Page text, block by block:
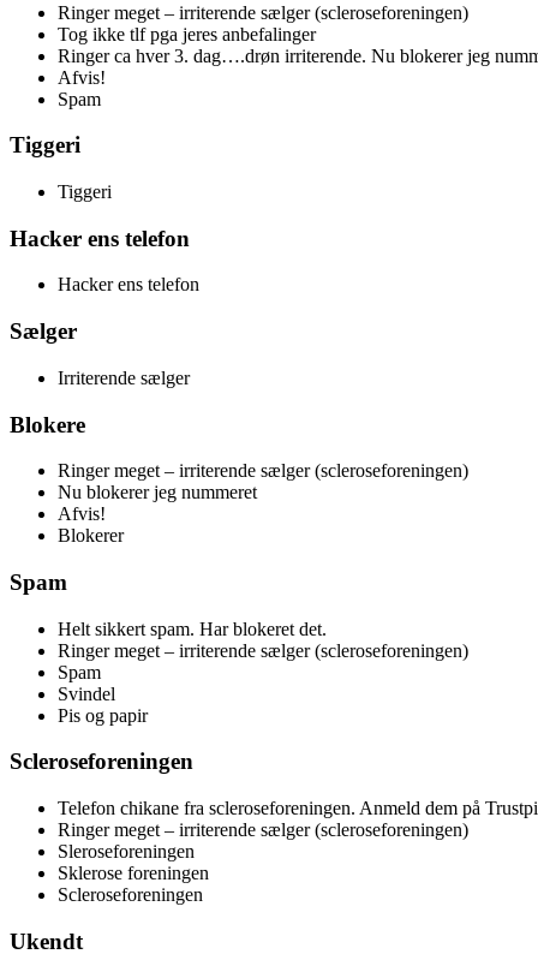
Ringer meget – irriterende sælger (scleroseforeningen)
Tog ikke tlf pga jeres anbefalinger
Ringer ca hver 3. dag….drøn irriterende. Nu blokerer jeg
Afvis!
Spam
Tiggeri
Tiggeri
Hacker ens telefon
Hacker ens telefon
Sælger
Irriterende sælger
Blokere
Ringer meget – irriterende sælger (scleroseforeningen)
Nu blokerer jeg nummeret
Afvis!
Blokerer
Spam
Helt sikkert spam. Har blokeret det.
Ringer meget – irriterende sælger (scleroseforeningen)
Spam
Svindel
Pis og papir
Scleroseforeningen
Telefon chikane fra scleroseforeningen. Anmeld dem på
Ringer meget – irriterende sælger (scleroseforeningen)
Sleroseforeningen
Sklerose foreningen
Scleroseforeningen
Ukendt